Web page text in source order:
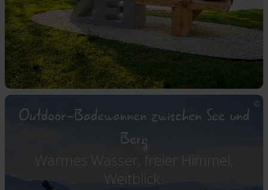
Outdoor-Badewannen zwischen See und
Berg
Warmes Wasser, freier Himmel,
Weitblick.